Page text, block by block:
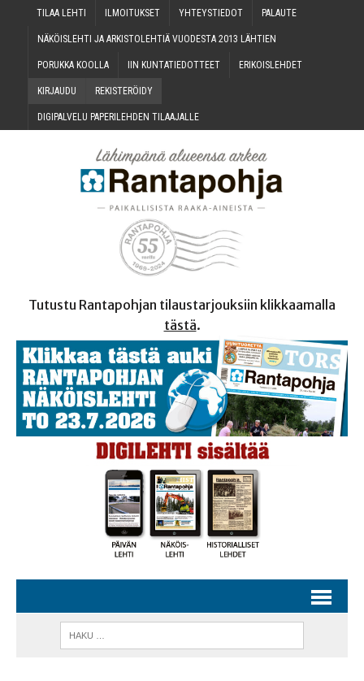
TILAA LEH­TI ILMOI­TUK­SET YHTEYS­TIE­DOT PALAU­TE
NÄKÖIS­LEH­TI JA ARKIS­TO­LEH­TIÄ VUO­DES­TA 2013 LÄHTIEN
PORUK­KA KOOLLA IIN KUN­TA­TIE­DOT­TEET ERI­KOIS­LEH­DET
KIR­JAU­DU REKIS­TE­RÖI­DY
DIGI­PAL­VE­LU PAPE­RI­LEH­DEN TILAAJALLE
Tutustu Rantapohjan tilaustarjouksiin klikkaamalla
tästä.